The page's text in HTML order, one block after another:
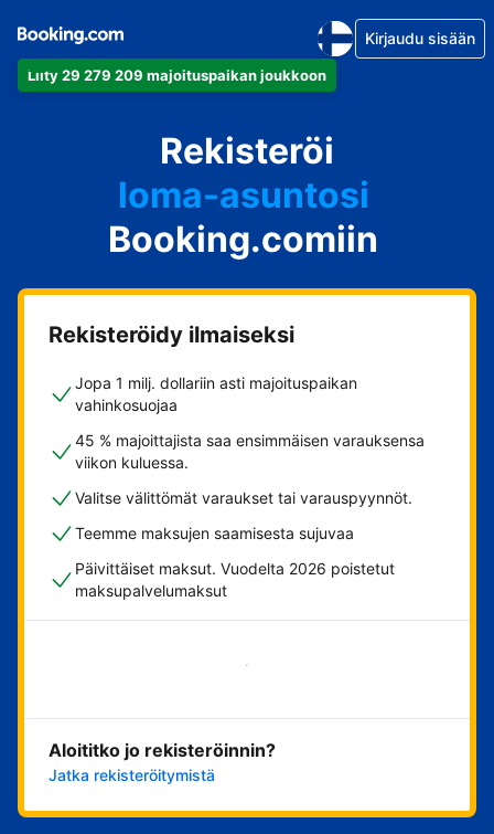
Liity 29 279 209 majoituspaikan joukkoon
Kirjaudu sisään
Rekisteröi
huoneistosi
hotellisi
loma-asuntosi
guesthousesi
bed & breakfastisi
Booking.comiin
Rekisteröidy ilmaiseksi
Jopa 1 milj. dollariin asti majoituspaikan
vahinkosuojaa
45 % majoittajista saa ensimmäisen varauksensa
viikon kuluessa.
Valitse välittömät varaukset tai varauspyynnöt.
Teemme maksujen saamisesta sujuvaa
Päivittäiset maksut. Vuodelta 2026 poistetut
maksupalvelumaksut
Aloita nyt
Aloititko jo rekisteröinnin?
Jatka rekisteröitymistä